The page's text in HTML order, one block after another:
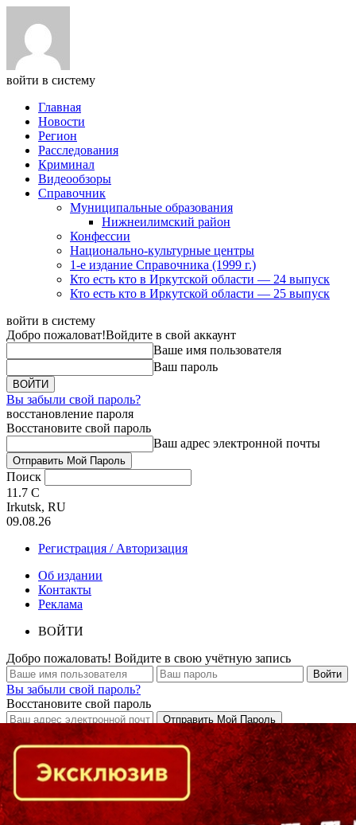
войти в систему
Главная
Новости
Регион
Расследования
Криминал
Видеообзоры
Справочник
Муниципальные образования
Нижнеилимский район
Конфессии
Национально-культурные центры
1-е издание Справочника (1999 г.)
Кто есть кто в Иркутской области — 24 выпуск
Кто есть кто в Иркутской области — 25 выпуск
войти в систему
Добро пожаловат!Войдите в свой аккаунт
Ваше имя пользователя
Ваш пароль
Вы забыли свой пароль?
восстановление пароля
Восстановите свой пароль
Ваш адрес электронной почты
Поиск
11.7 C
Irkutsk, RU
09.08.26
Регистрация / Авторизация
Об издании
Контакты
Реклама
ВОЙТИ
Добро пожаловать! Войдите в свою учётную запись
Вы забыли свой пароль?
Восстановите свой пароль
Кто есть кто в Байкальском регионе